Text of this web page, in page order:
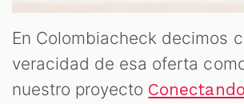
En Colombiacheck decimos
veracidad de esa oferta
nuestro proyecto